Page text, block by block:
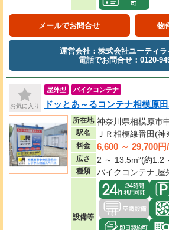
メールでお問合せ 物
運営会社：株式会社ユーティ
電話でお問合せ：0120-
お気に入り
屋外型 バイクコンテナ
ドッとあ～るコンテナ相模原
所在地 神奈川県相模原市
駅名 ＪＲ相模線番田(神
料金 6,600 ～ 29,700円/
広さ 2 ～ 13.5m²(約1.2
種類 バイクコンテナ,屋
設備等